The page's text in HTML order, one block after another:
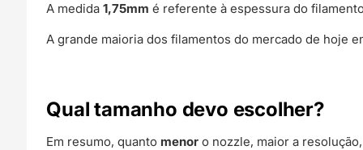
A medida1,75mm é referente à espessura do
A grande maioria dos filamentos do mercado de hoje
Qual tamanho devo escolher?
Em resumo, quanto menor o nozzle, maior a